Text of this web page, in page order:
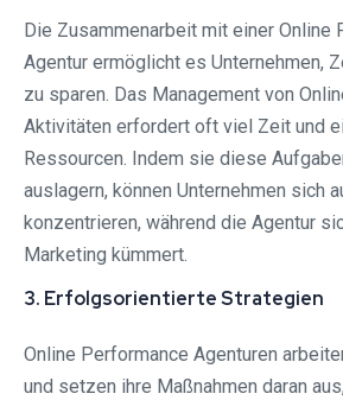
Die Zusammenarbeit mit einer Online
Agentur ermöglicht es Unternehmen,
zu sparen. Das Management von
Aktivitäten erfordert oft viel Zeit und
Ressourcen. Indem sie diese
auslagern, können Unternehmen sich
konzentrieren, während die Agentur
Marketing kümmert.
3. Erfolgsorientierte Strategien
Online Performance Agenturen
und setzen ihre Maßnahmen daran